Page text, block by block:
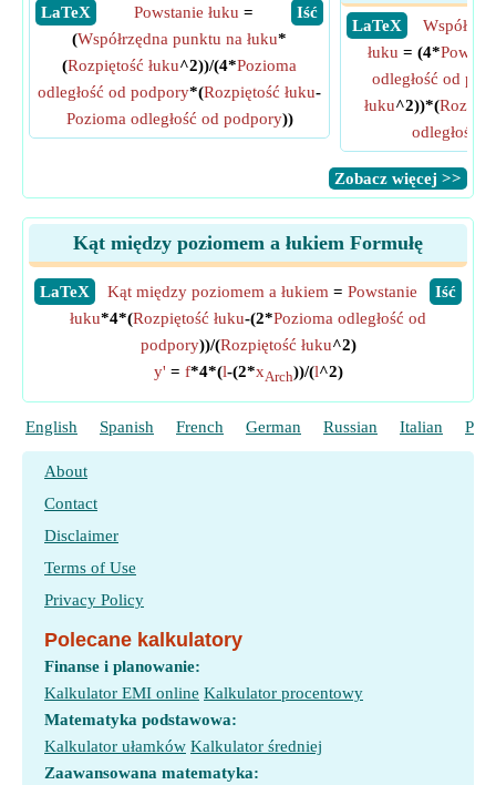
​ LaTeX
​ Iść
Powstanie łuku =
(Współrzędna punktu na łuku*
(Rozpiętość łuku^2))/(4*Pozioma
odległość od podpory*(Rozpiętość łuku-
Pozioma odległość od podpory))
​ LaTeX
łuku = (4*
odległość od
łuku^2))*(
odległość
​Zobacz więcej >>
Kąt między poziomem a łukiem Formułę
​LaTeX ​Iść
Kąt między poziomem a łukiem = Powstanie
łuku*4*(Rozpiętość łuku-(2*Pozioma odległość od
podpory))/(Rozpiętość łuku^2)
y' = f*4*(l-(2*xArch))/(l^2)
English Spanish French German Russian Italian
About
Contact
Disclaimer
Terms of Use
Privacy Policy
Polecane kalkulatory
Finanse i planowanie:
Kalkulator EMI online Kalkulator procentowy
Matematyka podstawowa:
Kalkulator ułamków Kalkulator średniej
Zaawansowana matematyka: